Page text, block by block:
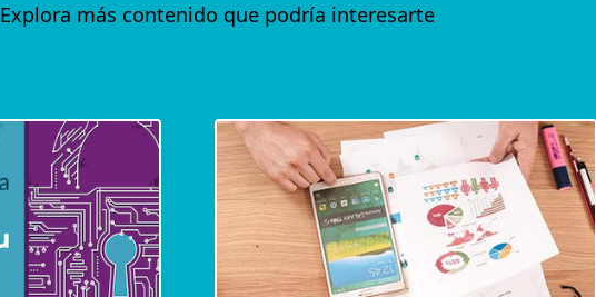
Explora más contenido que podría interesarte